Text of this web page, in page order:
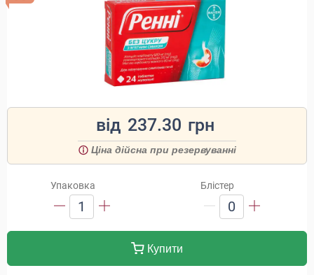
від 237.30 грн
Ціна дійсна при резервуванні
Упаковка
1
Блістер
0
Купити